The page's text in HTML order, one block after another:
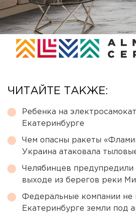
ЧИТАЙТЕ ТАКЖЕ:
Ребенка на
Екатеринбурге
Чем опасны ракеты
Украина атаковала
Челябинцев предупредили
выходе из берегов реки
Федеральные компании не
Екатеринбурге земли под